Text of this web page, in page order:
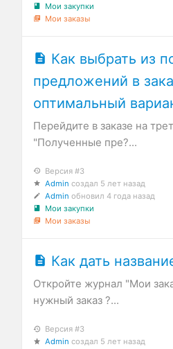
Мои закупки
Мои заказы
Как выбрать из
предложений в
оптимальный
Перейдите в заказе на
"Полученные пре?...
Версия #3
Admin создал 5 лет назад
Admin обновил 4 года назад
Мои закупки
Мои заказы
Как дать
Откройте журнал "Мои
нужный заказ ?...
Версия #3
Admin создал 5 лет назад